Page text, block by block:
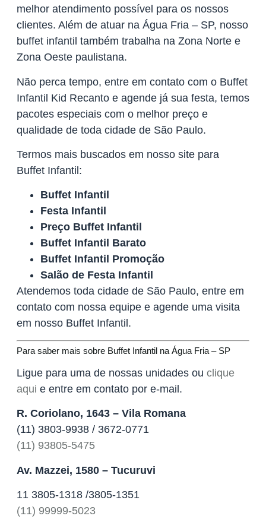
melhor atendimento possível para os nossos
clientes. Além de atuar na Água Fria – SP, nosso
buffet infantil também trabalha na Zona Norte e
Zona Oeste paulistana.
Não perca tempo, entre em contato com o Buffet
Infantil Kid Recanto e agende já sua festa, temos
pacotes especiais com o melhor preço e
qualidade de toda cidade de São Paulo.
Termos mais buscados em nosso site para
Buffet Infantil:
Buffet Infantil
Festa Infantil
Preço Buffet Infantil
Buffet Infantil Barato
Buffet Infantil Promoção
Salão de Festa Infantil
Atendemos toda cidade de São Paulo, entre em
contato com nossa equipe e agende uma visita
em nosso Buffet Infantil.
Para saber mais sobre Buffet Infantil na Água Fria – SP
Ligue para uma de nossas unidades ou clique
aqui e entre em contato por e-mail.
R. Coriolano, 1643 – Vila Romana
(11) 3803-9938 / 3672-0771
(11) 93805-5475
Av. Mazzei, 1580 – Tucuruvi
11 3805-1318 /3805-1351
(11) 99999-5023